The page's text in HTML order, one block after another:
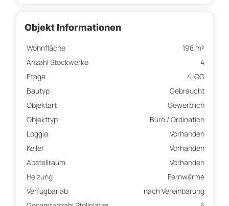
Objekt Informationen
Wohnfläche
198 m²
Anzahl Stockwerke
4
Etage
4. OG
Bautyp
Gebraucht
Objektart
Gewerblich
Objekttyp
Büro / Ordination
Loggia
Vorhanden
Keller
Vorhanden
Abstellraum
Vorhanden
Heizung
Fernwärme
Verfügbar ab
nach Vereinbarung